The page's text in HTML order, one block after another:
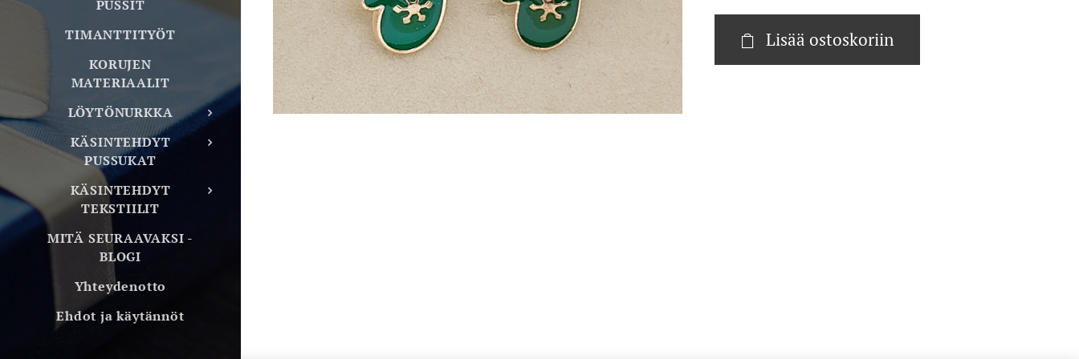
PUSSIT
TIMANTTITYÖT
KORUJEN
MATERIAALIT
LÖYTÖNURKKA
KÄSINTEHDYT
PUSSUKAT
KÄSINTEHDYT
TEKSTIILIT
MITÄ SEURAAVAKSI -
BLOGI
Yhteydenotto
Ehdot ja käytännöt
Lisää ostoskoriin